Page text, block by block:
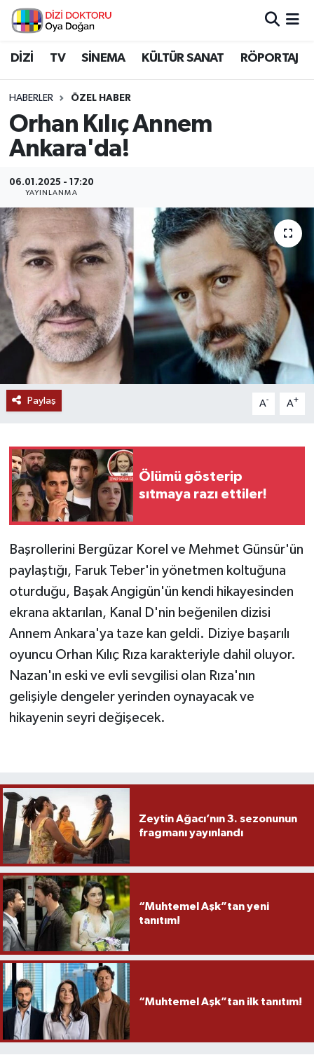
DİZİ TV SİNEMA KÜLTÜR SANAT RÖPORTAJ
HABERLER ÖZEL HABER
Orhan Kılıç Annem
Ankara'da!
06.01.2025 - 17:20
YAYINLANMA
Paylaş A- A+
Ölümü gösterip
sıtmaya razı ettiler!
Başrollerini Bergüzar Korel ve Mehmet Günsür'ün
paylaştığı, Faruk Teber'in yönetmen koltuğuna
oturduğu, Başak Angigün'ün kendi hikayesinden
ekrana aktarılan, Kanal D'nin beğenilen dizisi
Annem Ankara'ya taze kan geldi. Diziye başarılı
oyuncu Orhan Kılıç Rıza karakteriyle dahil oluyor.
Nazan'ın eski ve evli sevgilisi olan Rıza'nın
gelişiyle dengeler yerinden oynayacak ve
hikayenin seyri değişecek.
Zeytin Ağacı’nın 3. sezonunun
fragmanı yayınlandı
“Muhtemel Aşk”tan yeni
tanıtım!
“Muhtemel Aşk”tan ilk tanıtım!
İstanbul Nöbetçi Eczaneler
İstanbul Namaz Vakitleri
İstanbul Trafik Yoğunluk Haritası
Süper Lig Puan Durumu ve Fikstür
Tüm Manşetler
Son Dakika Haberleri
Haber Arşivi